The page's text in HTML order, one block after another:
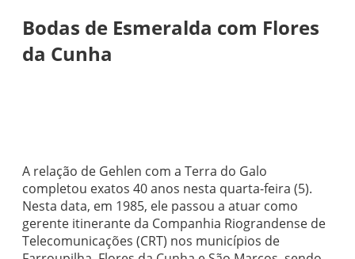
Bodas de Esmeralda com Flores
da Cunha
A relação de Gehlen com a Terra do Galo
completou exatos 40 anos nesta quarta-feira (5).
Nesta data, em 1985, ele passou a atuar como
gerente itinerante da Companhia Riograndense de
Telecomunicações (CRT) nos municípios de